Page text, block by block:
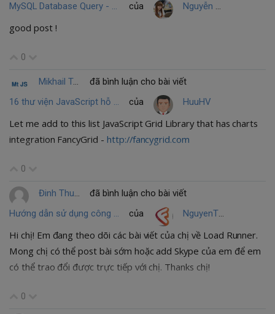
MySQL Database Query - Phần 1
của Nguyễn Thị Hồng Nhung
good post !
0
Mikhail Tatsky
đã bình luận cho bài viết
16 thư viện JavaScript hỗ trợ tạo biểu đồ đẹp
của HuuHV
Let me add to this list JavaScript Grid Library that has charts
integration FancyGrid - http://fancygrid.com
0
Đinh Thuý Quỳnh
đã bình luận cho bài viết
Hướng dẫn sử dụng công cụ kiểm thử Loadrunner
của NguyenThiHue
Hi chị! Em đang theo dõi các bài viết của chị về Load Runner.
Mong chị có thể post bài sớm hoặc add Skype của em để em
có thể trao đổi được trực tiếp với chị. Thanks chị!
0